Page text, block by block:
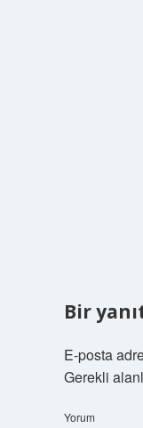
Bir
E-posta
Gerekli
Yorum